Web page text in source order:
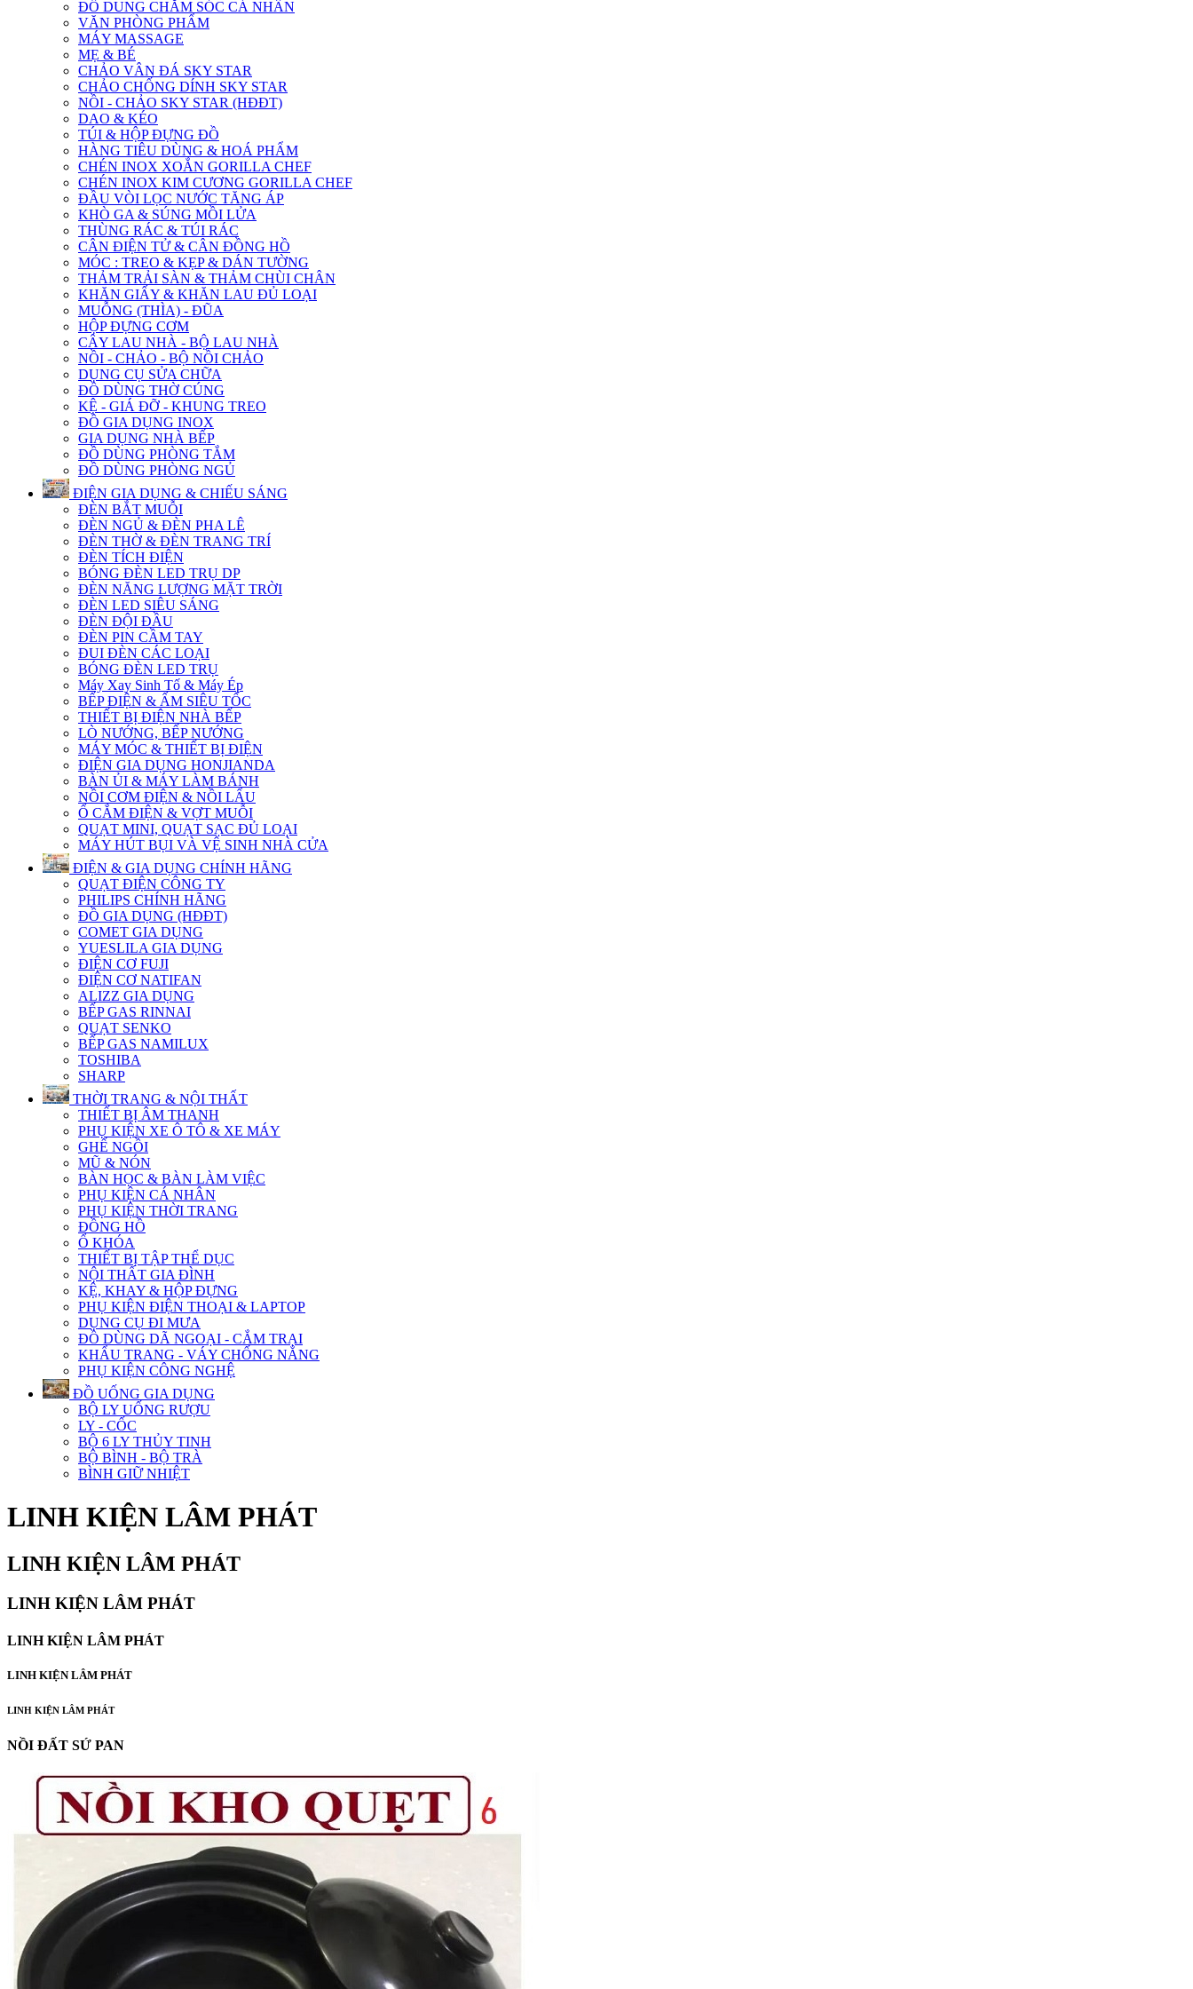
ĐỒ DUNG CHĂM SÓC CÁ NHÂN
VĂN PHÒNG PHẨM
MÁY MASSAGE
MẸ & BÉ
CHẢO VÂN ĐÁ SKY STAR
CHẢO CHỐNG DÍNH SKY STAR
NỒI - CHẢO SKY STAR (HĐĐT)
DAO & KÉO
TÚI & HỘP ĐỰNG ĐỒ
HÀNG TIÊU DÙNG & HOÁ PHẨM
CHÉN INOX XOẮN GORILLA CHEF
CHÉN INOX KIM CƯƠNG GORILLA CHEF
ĐẦU VÒI LỌC NƯỚC TĂNG ÁP
KHÒ GA & SÚNG MỒI LỬA
THÙNG RÁC & TÚI RÁC
CÂN ĐIỆN TỬ & CÂN ĐỒNG HỒ
MÓC : TREO & KẸP & DÁN TƯỜNG
THẢM TRẢI SÀN & THẢM CHÙI CHÂN
KHĂN GIẤY & KHĂN LAU ĐỦ LOẠI
MUỖNG (THÌA) - ĐŨA
HỘP ĐỰNG CƠM
CÂY LAU NHÀ - BỘ LAU NHÀ
NỒI - CHẢO - BỘ NỒI CHẢO
DỤNG CỤ SỬA CHỮA
ĐỒ DÙNG THỜ CÚNG
KỆ - GIÁ ĐỠ - KHUNG TREO
ĐỒ GIA DỤNG INOX
GIA DỤNG NHÀ BẾP
ĐỒ DÙNG PHÒNG TẮM
ĐỒ DÙNG PHÒNG NGỦ
ĐIỆN GIA DỤNG & CHIẾU SÁNG
ĐÈN BẮT MUỖI
ĐÈN NGỦ & ĐÈN PHA LÊ
ĐÈN THỜ & ĐÈN TRANG TRÍ
ĐÈN TÍCH ĐIỆN
BÓNG ĐÈN LED TRỤ DP
ĐÈN NĂNG LƯỢNG MẶT TRỜI
ĐÈN LED SIÊU SÁNG
ĐÈN ĐỘI ĐẦU
ĐÈN PIN CẦM TAY
ĐUI ĐÈN CÁC LOẠI
BÓNG ĐÈN LED TRỤ
Máy Xay Sinh Tố & Máy Ép
BẾP ĐIỆN & ẤM SIÊU TỐC
THIẾT BỊ ĐIỆN NHÀ BẾP
LÒ NƯỚNG, BẾP NƯỚNG
MÁY MÓC & THIẾT BỊ ĐIỆN
ĐIỆN GIA DỤNG HONJIANDA
BÀN ỦI & MÁY LÀM BÁNH
NỒI CƠM ĐIỆN & NỒI LẨU
Ổ CẮM ĐIỆN & VỢT MUỖI
QUẠT MINI, QUẠT SẠC ĐỦ LOẠI
MÁY HÚT BỤI VÀ VỆ SINH NHÀ CỬA
ĐIỆN & GIA DỤNG CHÍNH HÃNG
QUẠT ĐIỆN CÔNG TY
PHILIPS CHÍNH HÃNG
ĐỒ GIA DỤNG (HĐĐT)
COMET GIA DỤNG
YUESLILA GIA DỤNG
ĐIỆN CƠ FUJI
ĐIỆN CƠ NATIFAN
ALIZZ GIA DỤNG
BẾP GAS RINNAI
QUẠT SENKO
BẾP GAS NAMILUX
TOSHIBA
SHARP
THỜI TRANG & NỘI THẤT
THIẾT BỊ ÂM THANH
PHỤ KIỆN XE Ô TÔ & XE MÁY
GHẾ NGỒI
MŨ & NÓN
BÀN HỌC & BÀN LÀM VIỆC
PHỤ KIỆN CÁ NHÂN
PHỤ KIỆN THỜI TRANG
ĐỒNG HỒ
Ổ KHÓA
THIẾT BỊ TẬP THỂ DỤC
NỘI THẤT GIA ĐÌNH
KỆ, KHAY & HỘP ĐỰNG
PHỤ KIỆN ĐIỆN THOẠI & LAPTOP
DỤNG CỤ ĐI MƯA
ĐỒ DÙNG DÃ NGOẠI - CẮM TRẠI
KHẨU TRANG - VÁY CHỐNG NẮNG
PHỤ KIỆN CÔNG NGHỆ
ĐỒ UỐNG GIA DỤNG
BỘ LY UỐNG RƯỢU
LY - CỐC
BỘ 6 LY THỦY TINH
BỘ BÌNH - BỘ TRÀ
BÌNH GIỮ NHIỆT
LINH KIỆN LÂM PHÁT
LINH KIỆN LÂM PHÁT
LINH KIỆN LÂM PHÁT
LINH KIỆN LÂM PHÁT
LINH KIỆN LÂM PHÁT
LINH KIỆN LÂM PHÁT
NỒI ĐẤT SỨ PAN